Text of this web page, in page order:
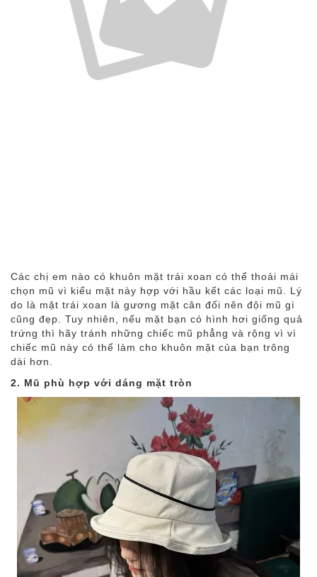
Các chị em nào có khuôn mặt trái xoan có thể thoải mái
chọn mũ vì kiểu mặt này hợp với hầu kết các loại mũ. Lý
do là mặt trái xoan là gương mặt cân đối nên đội mũ gì
cũng đẹp. Tuy nhiên, nếu mặt bạn có hình hơi giống quả
trứng thì hãy tránh những chiếc mũ phẳng và rộng vì vì
chiếc mũ này có thể làm cho khuôn mặt của bạn trông
dài hơn.
2. Mũ phù hợp với dáng mặt tròn